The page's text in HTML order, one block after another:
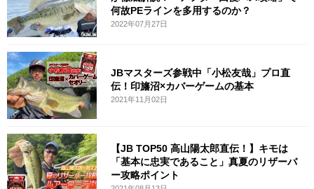
何故PEラインを多用するのか？
2022年07月27日
JBマスターズ参戦中「小松友哉」プロ直
伝！印旛沼×カバーゲームの基本
2021年11月02日
【JB TOP50 高山陽太郎直伝！】キモは
「基本に忠実であること」真夏のリザーバ
ー攻略ポイント